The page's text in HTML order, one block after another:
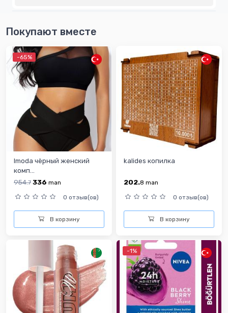
Покупают вместе
-65%
Imoda чёрный женский
комп...
954.7 336 man
0 отзыв(ов)
В корзину
kalides копилка
202.8 man
0 отзыв(ов)
В корзину
-1%